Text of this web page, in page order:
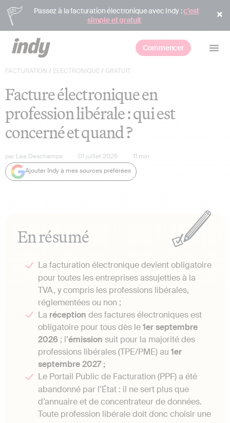
Passez à la facturation électronique avec Indy :c’est
simple et gratuit
Commencer
FACTURATION / ÉLECTRONIQUE/ GRATUIT
Facture électronique en
profession libérale : qui est
concerné et quand ?
par Léa Deschamps 01 juillet 2026 11 min
Ajouter Indy à mes sources préférées
En résumé
La facturation électronique devient obligatoire
pour toutes les entreprises assujetties à la
TVA, y compris les professions libérales,
réglementées ou non ;
La réception des factures électroniques est
obligatoire pour tous dès le1er septembre
2026 ; l’émission suit pour la majorité des
professions libérales (TPE/PME) au 1er
septembre 2027 ;
Le Portail Public de Facturation (PPF) a été
abandonné par l’État : il ne sert plus que
d’annuaire et de concentrateur de données.
Toute profession libérale doit donc choisir une